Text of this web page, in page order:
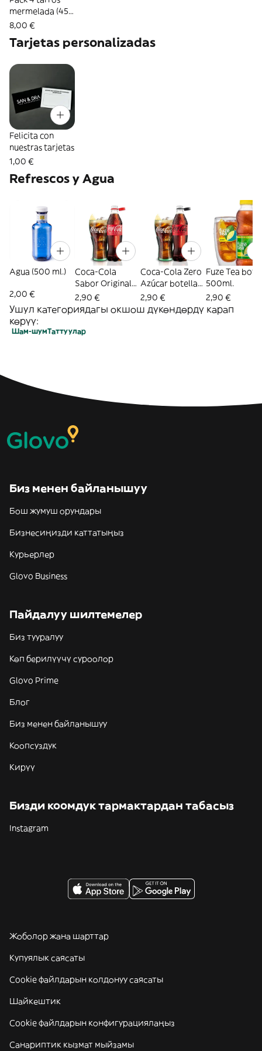
mermelada (45
g.) artesanales
Liébana
8,00 €
Tarjetas personalizadas
Felicita con
nuestras tarjetas
1,00 €
Refrescos y Agua
Agua (500 ml.)
2,00 €
Coca-Cola
Sabor Original
botella 500ml.
2,90 €
Coca-Cola Zero
Azúcar botella
500ml.
2,90 €
Fuze Tea
500ml.
2,90 €
Ушул категориядагы окшош дүкөндөрдү карап
көрүү:
Шам-шумТаттуулар
Биз менен байланышуу
Бош жумуш орундары
Бизнесиңизди каттатыңыз
Курьерлер
Glovo Business
Пайдалуу шилтемелер
Биз тууралуу
Көп берилүүчү суроолор
Glovo Prime
Блог
Биз менен байланышуу
Коопсуздук
Кирүү
Бизди коомдук тармактардан табасыз
Instagram
Жоболор жана шарттар
Купуялык саясаты
Cookie файлдарын колдонуу саясаты
Шайкештик
Cookie файлдарын конфигурациялаңыз
Санариптик кызмат мыйзамы